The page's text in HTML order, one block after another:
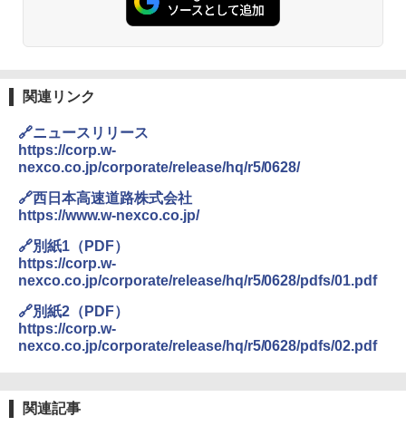
DEWEL パラソル 大型 ビーチ アウトドアパ
￥6,459
ポインターライト 強力 小型 緑色/赤色/青紫色
USB充電式 高精度 超長距離照射 長時間使用
可能 安全ロック付き 高安全性 金属製耐久 コ
ンパクト多機能設計 持ち運び便利 アウトド
￥1,180
【日本企業販売】超強力クマ対策スプレー 30
0ml（連続噴射30秒）110ml（連続噴射15
関連リンク
🔗ニュースリリース
https://corp.w-
nexco.co.jp/corporate/release/hq/r5/0628/
🔗西日本高速道路株式会社
https://www.w-nexco.co.jp/
🔗別紙1（PDF）
https://corp.w-
nexco.co.jp/corporate/release/hq/r5/0628/pdfs/01.pdf
🔗別紙2（PDF）
https://corp.w-
nexco.co.jp/corporate/release/hq/r5/0628/pdfs/02.pdf
関連記事